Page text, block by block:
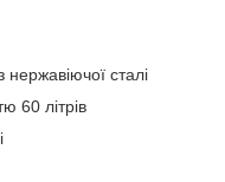
сталі
60 літрів